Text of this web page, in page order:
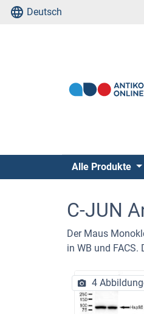
Deutsch
Alle Produkte
C-JUN
Der Maus
in WB und
4